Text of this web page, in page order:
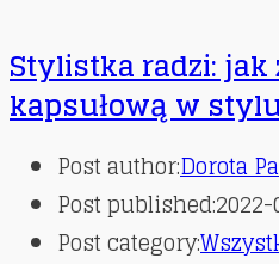
Stylistka radzi:
kapsułową w
Post author:Dorota
Post published:
Post category: